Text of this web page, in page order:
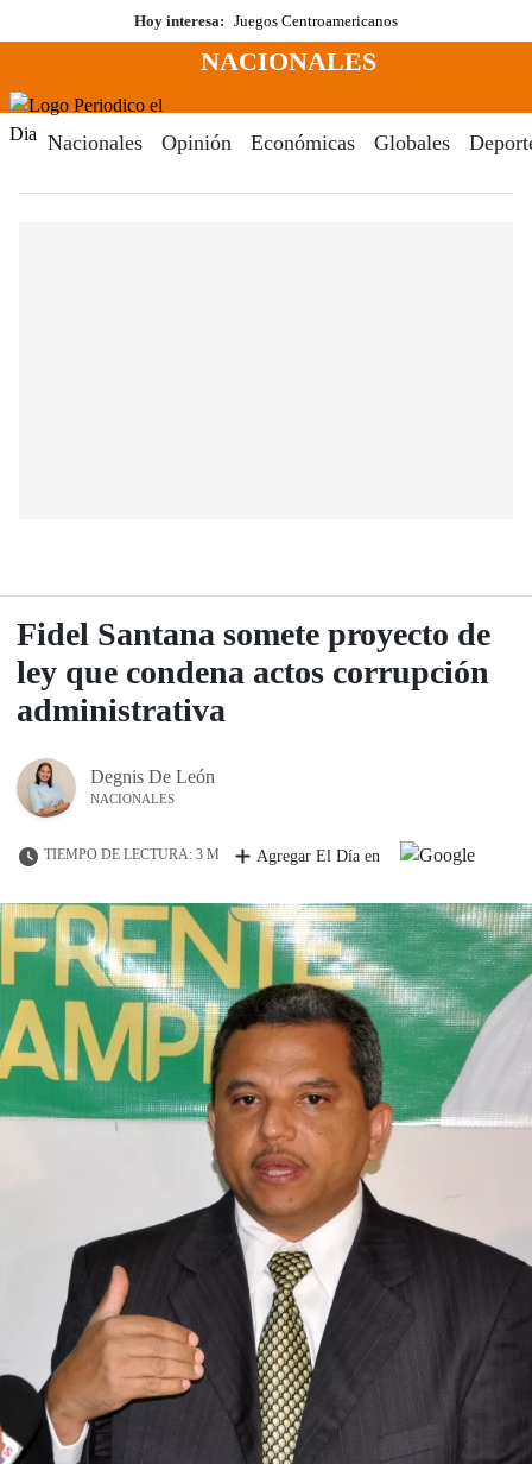
al
Hoy interesa: Juegos Centroamericanos
Menú
NACIONALES
Nacionales Opinión Económicas Globales
Fidel Santana somete proyecto de
ley que condena actos corrupción
administrativa
Degnis De León
NACIONALES
TIEMPO DE LECTURA: 3 M Agregar El Día en